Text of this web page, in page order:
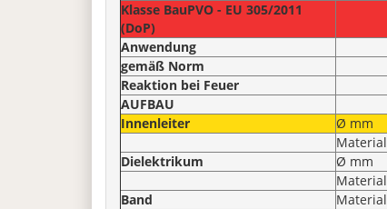
Klasse BauPVO - EU 305/2011
(DoP)
Anwendung
gemäß Norm
Reaktion bei Feuer
AUFBAU
Innenleiter
Ø mm
Material
Dielektrikum
Ø mm
Material
Band
Material